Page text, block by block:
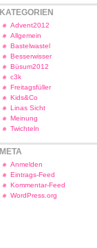
KATEGORIEN
Advent2012
Allgemein
Bastelwastel
Besserwisser
Büsum2012
c3k
Freitagsfüller
Kids&Co
Linas Sicht
Meinung
Twichteln
META
Anmelden
Eintrags-Feed
Kommentar-Feed
WordPress.org